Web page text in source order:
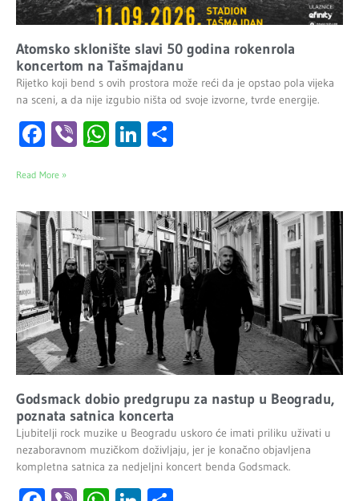
Atomsko sklonište slavi 50 godina rokenrola
koncertom na Tašmajdanu
Rijetko koji bend s ovih prostora može reći da je opstao pola vijeka
na sceni, а da nije izgubio ništa od svoje izvorne, tvrde energije.
Facebook
ViberWhatsApp
LinkedIn
Read More »
Godsmack dobio predgrupu za nastup u Beogradu,
poznata satnica koncerta
Ljubitelji rock muzike u Beogradu uskoro će imati priliku uživati u
nezaboravnom muzičkom doživljaju, jer je konačno objavljena
kompletna satnica za nedjeljni koncert benda Godsmack.